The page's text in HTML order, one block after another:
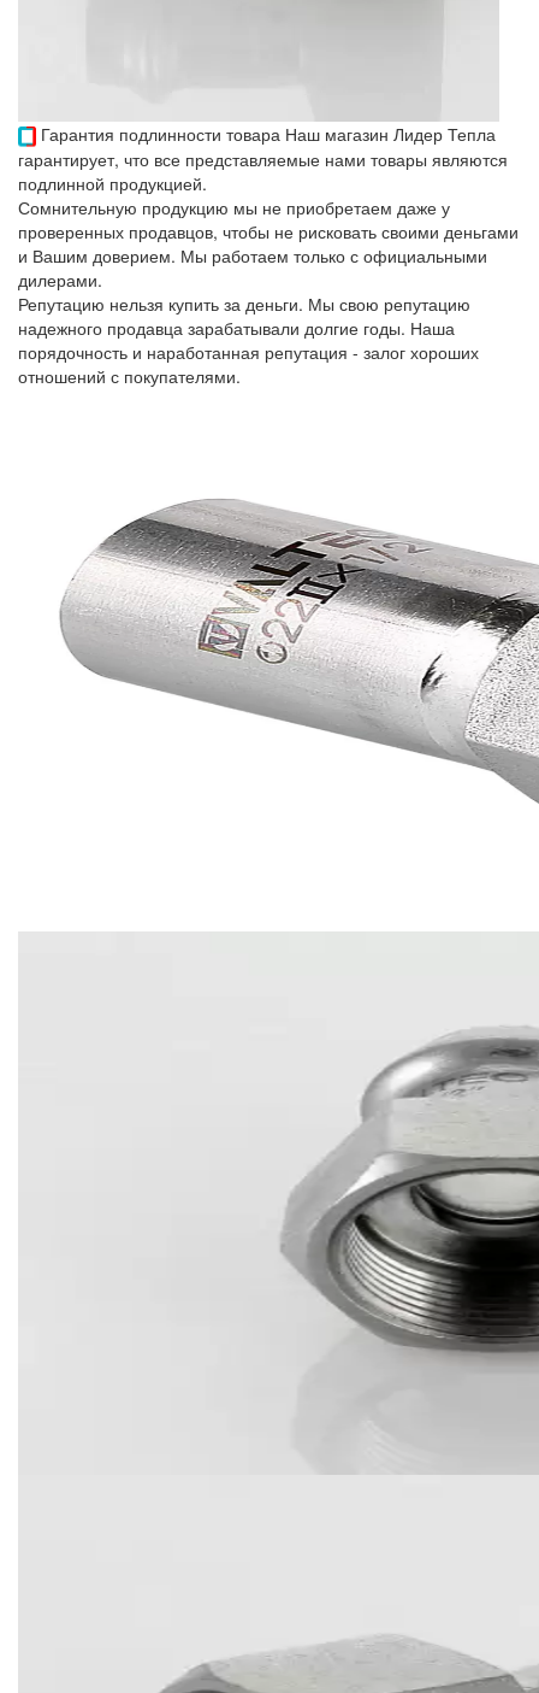
Гарантия подлинности товара Наш магазин Лидер Тепла
гарантирует, что все представляемые нами товары являются
подлинной продукцией.
Сомнительную продукцию мы не приобретаем даже у
проверенных продавцов, чтобы не рисковать своими деньгами
и Вашим доверием. Мы работаем только с официальными
дилерами.
Репутацию нельзя купить за деньги. Мы свою репутацию
надежного продавца зарабатывали долгие годы. Наша
порядочность и наработанная репутация - залог хороших
отношений с покупателями.